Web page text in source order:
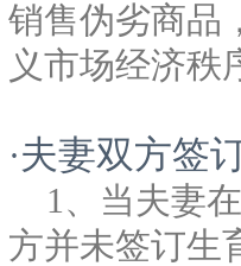
销售伪劣商品
义市场经济秩
·夫妻双方签
1、当夫妻
方并未签订生